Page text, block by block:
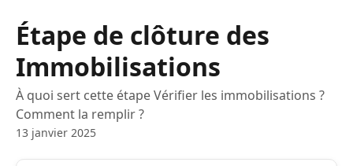
Étape de clôture des
Immobilisations
À quoi sert cette étape Vérifier les immobilisations ?
Comment la remplir ?
13 janvier 2025